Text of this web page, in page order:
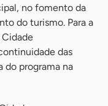
no fomento da
do turismo. Para a
Cidade
das
do programa na